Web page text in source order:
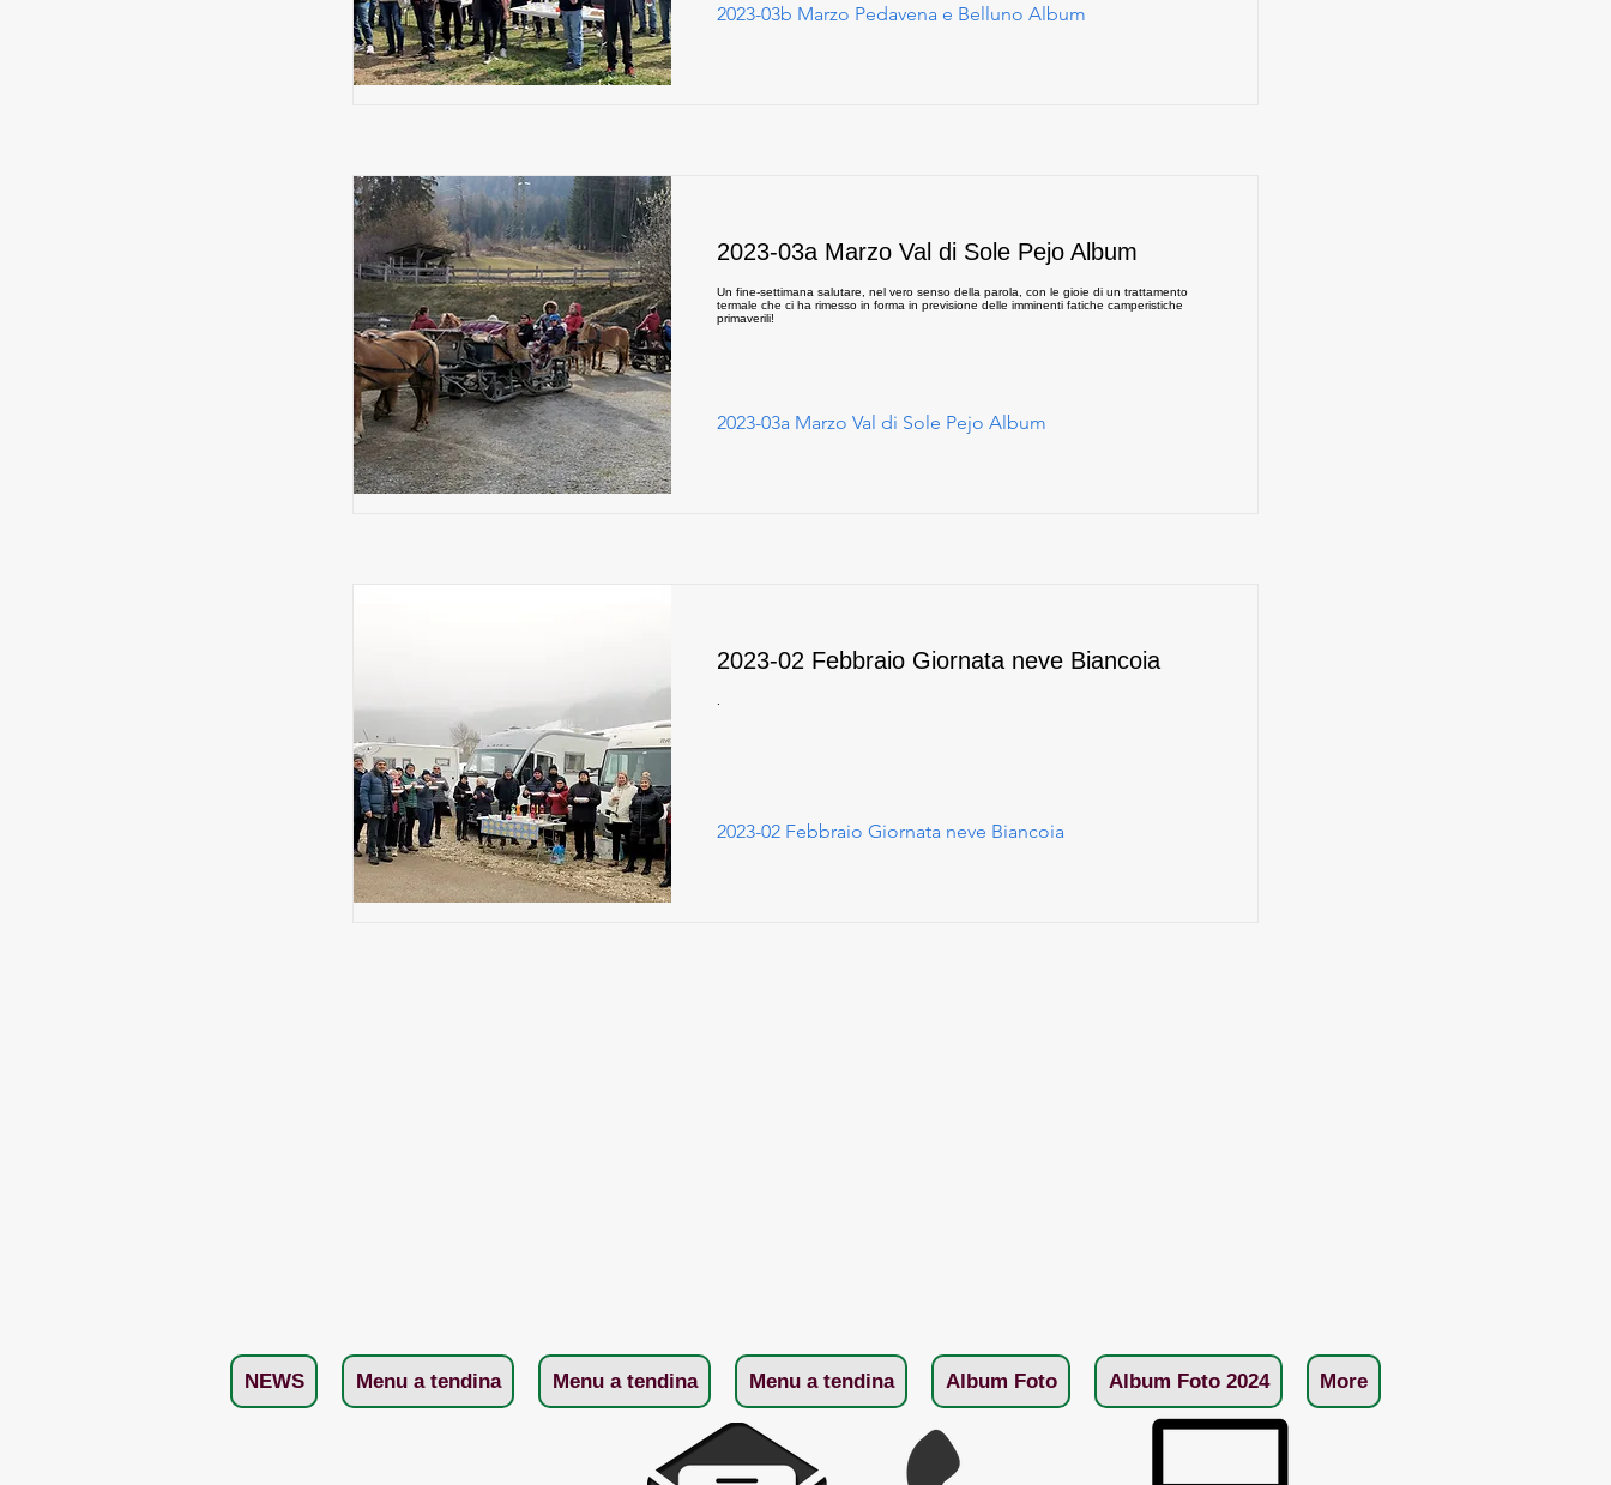
2023-03b Marzo Pedavena e Belluno Album
2023-03a Marzo Val di Sole Pejo Album
Un fine-settimana salutare, nel vero senso della parola, con le gioie di un trattamento
termale che ci ha rimesso in forma in previsione delle imminenti fatiche camperistiche
primaverili!
2023-03a Marzo Val di Sole Pejo Album
2023-02 Febbraio Giornata neve Biancoia
2023-02 Febbraio Giornata neve Biancoia
NEWS Menu a tendina Menu a tendina Menu a tendina Album Foto Album Foto 2024 More